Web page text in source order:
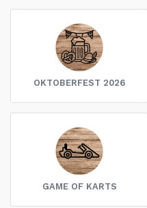
OKTOBERFEST 2026
GAME OF KARTS